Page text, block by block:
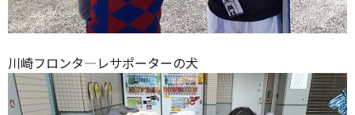
川崎フロンタ―レサポーターの犬